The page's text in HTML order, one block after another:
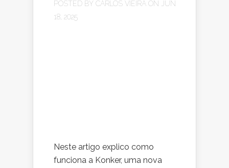
POSTED BY CARLOS VIEIRA ON JUN
18, 2025
Neste artigo explico como
funciona a Konker, uma nova